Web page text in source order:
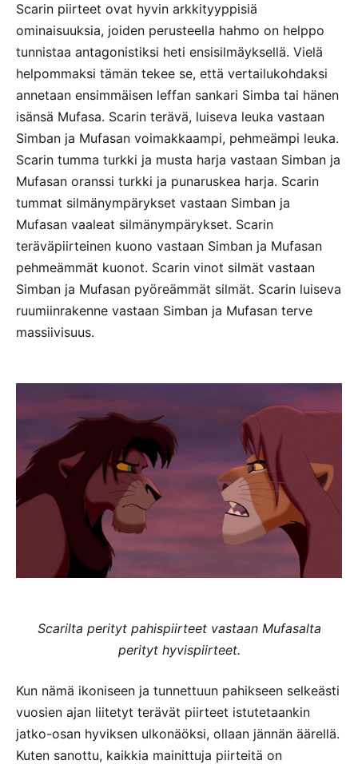
Scarin piirteet ovat hyvin arkkityyppisiä
ominaisuuksia, joiden perusteella hahmo on helppo
tunnistaa antagonistiksi heti ensisilmäyksellä. Vielä
helpommaksi tämän tekee se, että vertailukohdaksi
annetaan ensimmäisen leffan sankari Simba tai hänen
isänsä Mufasa. Scarin terävä, luiseva leuka vastaan
Simban ja Mufasan voimakkaampi, pehmeämpi leuka.
Scarin tumma turkki ja musta harja vastaan Simban ja
Mufasan oranssi turkki ja punaruskea harja. Scarin
tummat silmänympärykset vastaan Simban ja
Mufasan vaaleat silmänympärykset. Scarin
teräväpiirteinen kuono vastaan Simban ja Mufasan
pehmeämmät kuonot. Scarin vinot silmät vastaan
Simban ja Mufasan pyöreämmät silmät. Scarin luiseva
ruumiinrakenne vastaan Simban ja Mufasan terve
massiivisuus.
Scarilta perityt pahispiirteet vastaan Mufasalta
perityt hyvispiirteet.
Kun nämä ikoniseen ja tunnettuun pahikseen selkeästi
vuosien ajan liitetyt terävät piirteet istutetaankin
jatko-osan hyviksen ulkonäöksi, ollaan jännän äärellä.
Kuten sanottu, kaikkia mainittuja piirteitä on